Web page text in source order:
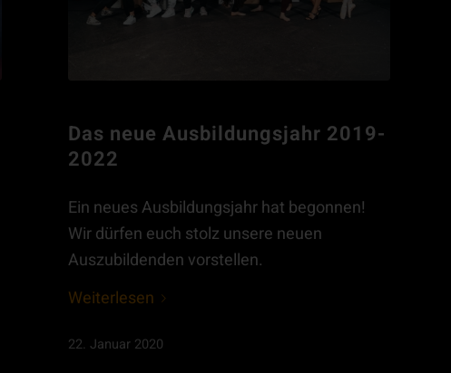
Das neue Ausbildungsjahr 2019-
2022
Ein neues Ausbildungsjahr hat begonnen!
Wir dürfen euch stolz unsere neuen
Auszubildenden vorstellen.
Weiterlesen
22. Januar 2020